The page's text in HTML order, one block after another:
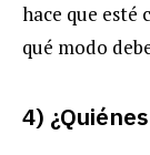
hace que esté
qué modo
4)